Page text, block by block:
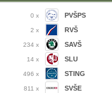
0 x
2 x
234 x
14 x
496 x
811 x
PVŠPS
RVŠ
SAVŠ
SLU
STING
SVŠE